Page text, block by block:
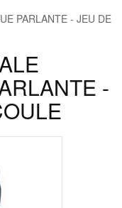
PARLANTE - JEU DE
-